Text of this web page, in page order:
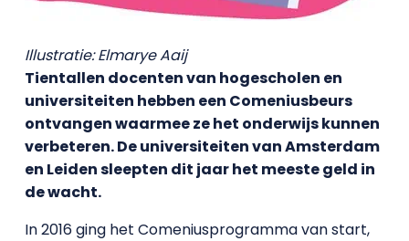
Illustratie: Elmarye Aaij
Tientallen docenten van hogescholen en
universiteiten hebben een Comeniusbeurs
ontvangen waarmee ze het onderwijs kunnen
verbeteren. De universiteiten van Amsterdam
en Leiden sleepten dit jaar het meeste geld in
de wacht.
In 2016 ging het Comeniusprogramma van start,